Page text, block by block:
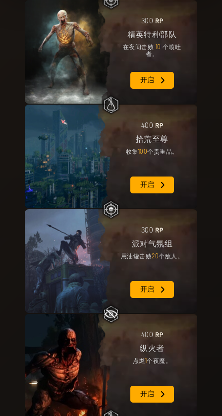
300 RP
精英特种部队
在夜间击败 10 个喷吐
者。
开启
400 RP
拾荒至尊
收集100个贵重品。
开启
300 RP
派对气氛组
用油罐击败20个敌人。
开启
400 RP
纵火者
点燃1个夜魔。
开启